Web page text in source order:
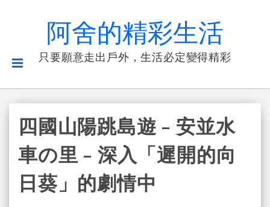
阿舍的精彩生活
只要願意走出戶外，生活必定變得精彩
四國山陽跳島遊 - 安並水
車の里 - 深入「遲開的向
日葵」的劇情中